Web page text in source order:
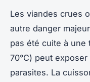
Les viandes crues
autre danger
pas été cuite à une
70°C) peut
parasites. La